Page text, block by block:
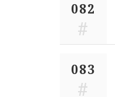
082
083